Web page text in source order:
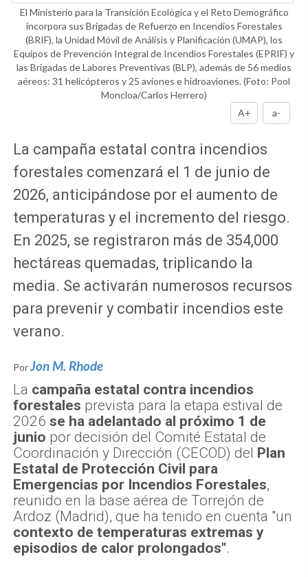
El Ministerio para la Transición Ecológica y el Reto Demográfico
incorpora sus Brigadas de Refuerzo en Incendios Forestales
(BRIF), la Unidad Móvil de Análisis y Planificación (UMAP), los
Equipos de Prevención Integral de Incendios Forestales (EPRIF) y
las Brigadas de Labores Preventivas (BLP), además de 56 medios
aéreos: 31 helicópteros y 25 aviones e hidroaviones.(Foto: Pool
Moncloa/Carlos Herrero)
A+
a-
La campaña estatal contra incendios
forestales comenzará el 1 de junio de
2026, anticipándose por el aumento de
temperaturas y el incremento del riesgo.
En 2025, se registraron más de 354,000
hectáreas quemadas, triplicando la
media. Se activarán numerosos recursos
para prevenir y combatir incendios este
verano.
Por Jon M. Rhode
La campaña estatal contra incendios
forestales prevista para la etapa estival de
2026 se ha adelantado al próximo 1 de
junio por decisión del Comité Estatal de
Coordinación y Dirección (CECOD) del Plan
Estatal de Protección Civil para
Emergencias por Incendios Forestales,
reunido en la base aérea de Torrejón de
Ardoz (Madrid), que ha tenido en cuenta "un
contexto de temperaturas extremas y
episodios de calor prolongados".